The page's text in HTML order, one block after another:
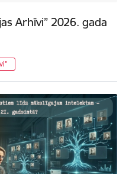
Arhīvi” 2026. gada